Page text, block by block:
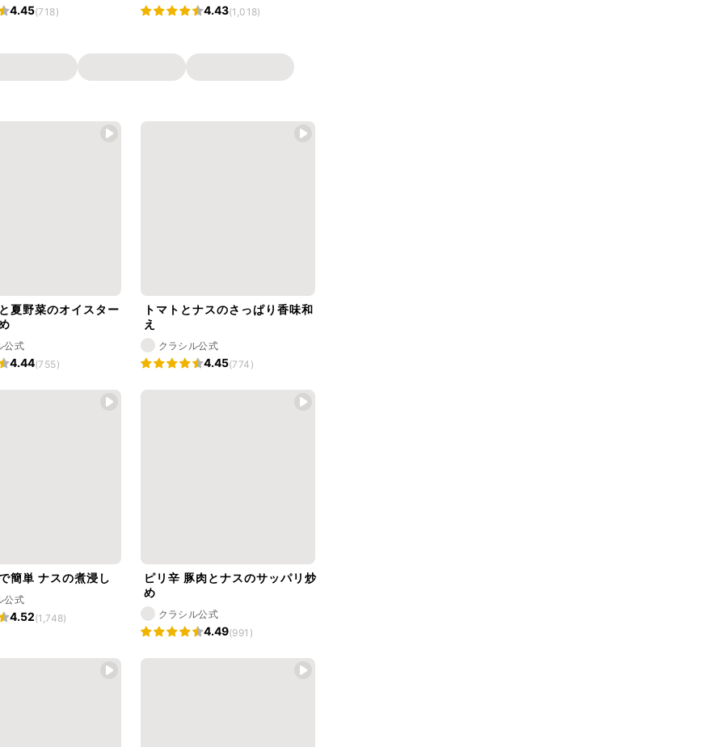
4.45(718) 4.43(1,018)
夏野菜のオイスター
公式
4.44(755)
トマトとナスのさっぱり香味和
え
クラシル公式
4.45(774)
簡単 ナスの煮浸し
公式
4.52(1,748)
ピリ辛 豚肉とナスのサッパリ炒
め
クラシル公式
4.49(991)